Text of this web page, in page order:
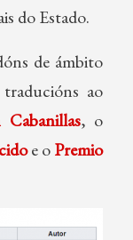
do Estado.
de ámbito
ao
, o
e oPremio